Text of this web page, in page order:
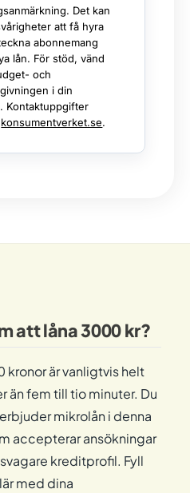
Det kan
att få hyra
abonnemang
lån. För stöd, vänd
och
i din
Kontaktuppgifter
konsumentverket.se.
att låna 3000 kr?
kronor är vanligtvis helt
än fem till tio minuter. Du
mikrolån i denna
accepterar ansökningar
kreditprofil. Fyll
med dina